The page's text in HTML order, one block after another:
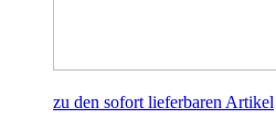
zu den sofort lieferbaren Artikel